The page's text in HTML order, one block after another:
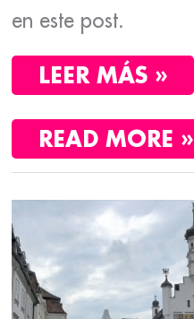
en este post.
LEER MÁS »
READ MORE »
VIAJANDO
LEGOLAND,
ALEMANIA